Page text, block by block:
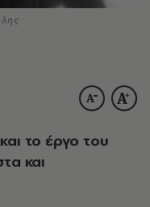
το έργο του
και